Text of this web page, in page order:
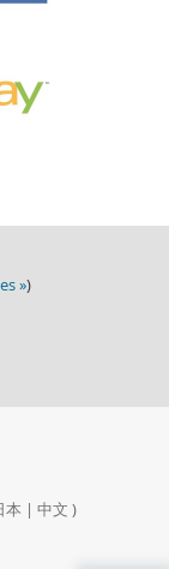
»)
本 | 中文 )